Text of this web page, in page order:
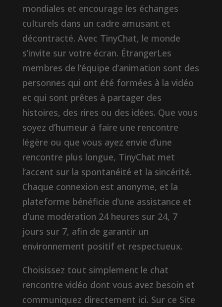
mondiales et encourage les échanges
culturels dans un cadre amusant et
décontracté. Avec TinyChat, le monde
s’invite sur votre écran. ÉtrangerLes
membres de l’équipe d’animation sont des
personnes qui ont été formées à la vidéo
et qui sont prêtes à partager des
histoires, des rires ou des idées. Que vous
soyez d’humeur à faire une rencontre
légère ou que vous ayez envie d’une
rencontre plus longue, TinyChat met
l’accent sur la spontanéité et la sincérité.
Chaque connexion est anonyme, et la
plateforme bénéficie d’une assistance et
d’une modération 24 heures sur 24, 7
jours sur 7, afin de garantir un
environnement positif et respectueux.
Choisissez tout simplement le chat
rencontre vidéo dont vous avez besoin et
communiquez directement ici. Sur ce Site